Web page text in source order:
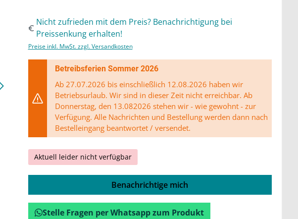
Nicht zufrieden mit dem Preis? Benachrichtigung bei
Preissenkung erhalten!
Preise inkl. MwSt. zzgl. Versandkosten
Betreibsferien Sommer 2026
Ab 27.07.2026 bis einschließlich 12.08.2026 haben wir
Betriebsurlaub. Wir sind in dieser Zeit nicht erreichbar. Ab
Donnerstag, den 13.082026 stehen wir - wie gewohnt - zur
Verfügung. Alle Nachrichten und Bestellung werden dann nach
Bestelleingang beantwortet / versendet.
Aktuell leider nicht verfügbar
Benachrichtige mich
Stelle Fragen per Whatsapp zum Produkt